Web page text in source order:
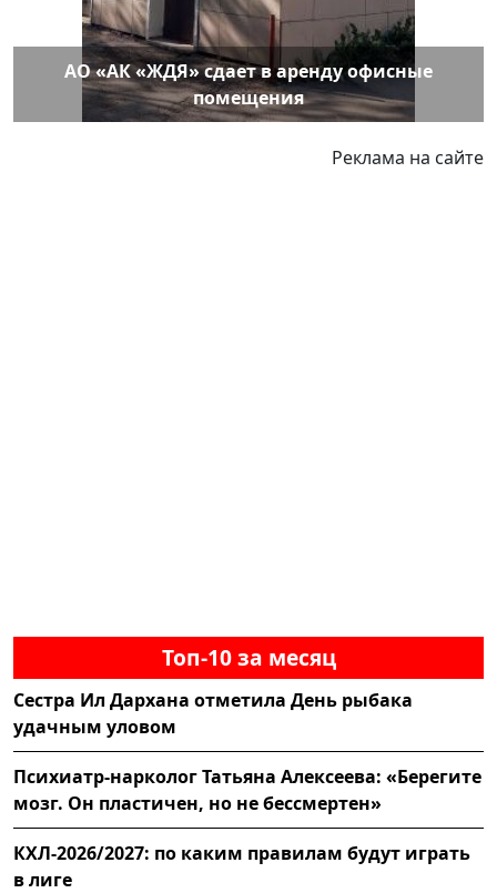
АО «АК «ЖДЯ» сдает в аренду офисные
помещения
Реклама на сайте
Топ-10 за месяц
Сестра Ил Дархана отметила День рыбака
удачным уловом
Психиатр-нарколог Татьяна Алексеева: «Берегите
мозг. Он пластичен, но не бессмертен»
КХЛ-2026/2027: по каким правилам будут играть
в лиге